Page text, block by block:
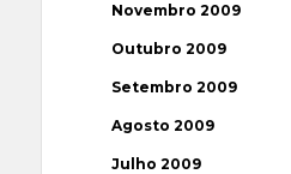
Novembro 2009
Outubro 2009
Setembro 2009
Agosto 2009
Julho 2009